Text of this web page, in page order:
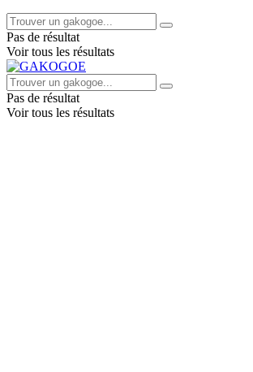
Pas de résultat
Voir tous les résultats
Pas de résultat
Voir tous les résultats